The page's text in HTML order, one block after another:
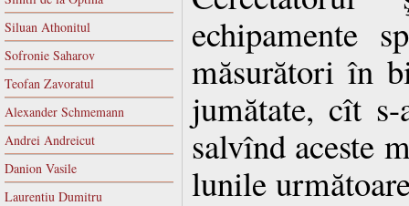
Siluan Athonitul
Sofronie Saharov
Teofan Zavoratul
Alexander Schmemann
Andrei Andreicut
Danion Vasile
Laurentiu Dumitru
echipamente
măsurători în
jumătate, cît
salvînd aceste
lunile